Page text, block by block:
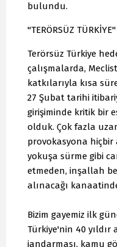
bulundu.
"TERÖRSÜZ
Terörsüz Türkiye
çalışmalarda,
katkılarıyla kısa
27 Şubat tarihi
girişiminde kritik bir
olduk. Çok fazla
provokasyona hiçbir
yokuşa sürme gibi
etmeden, inşallah
alınacağı
Bizim gayemiz ilk
Türkiye'nin 40 yıldır
jandarması, kamu